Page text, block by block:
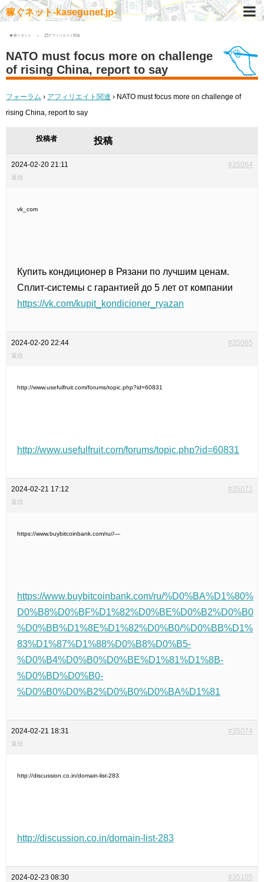
稼ぐネット-kasegunet.jp-
稼ぐネット アフィリエイト関連
NATO must focus more on challenge
of rising China, report to say
フォーラム › アフィリエイト関連 › NATO must focus more on challenge of
rising China, report to say
投稿者 投稿
2024-02-20 21:11 #35064
返信
vk_com
Купить кондиционер в Рязани по лучшим ценам.
Сплит-системы с гарантией до 5 лет от компании
https://vk.com/kupit_kondicioner_ryazan
2024-02-20 22:44 #35065
返信
http://www.usefulfruit.com/forums/topic.php?id=60831
http://www.usefulfruit.com/forums/topic.php?id=60831
2024-02-21 17:12 #35072
返信
https://www.buybitcoinbank.com/ru//—
https://www.buybitcoinbank.com/ru/%D0%BA%D1%80%
D0%B8%D0%BF%D1%82%D0%BE%D0%B2%D0%B0
%D0%BB%D1%8E%D1%82%D0%B0/%D0%BB%D1%
83%D1%87%D1%88%D0%B8%D0%B5-
%D0%B4%D0%B0%D0%BE%D1%81%D1%8B-
%D0%BD%D0%B0-
%D0%B0%D0%B2%D0%B0%D0%BA%D1%81
2024-02-21 18:31 #35074
返信
http://discussion.co.in/domain-list-283
http://discussion.co.in/domain-list-283
2024-02-23 08:30 #35105